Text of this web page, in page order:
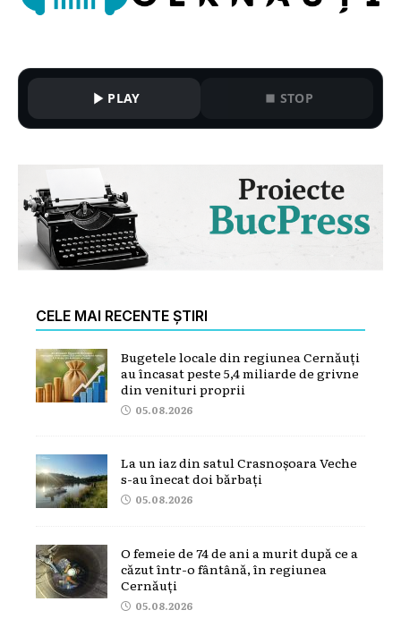
PLAY STOP
CELE MAI RECENTE ȘTIRI
Bugetele locale din regiunea Cernăuți
au încasat peste 5,4 miliarde de grivne
din venituri proprii
05.08.2026
La un iaz din satul Crasnoșoara Veche
s-au înecat doi bărbați
05.08.2026
O femeie de 74 de ani a murit după ce a
căzut într-o fântână, în regiunea
Cernăuți
05.08.2026